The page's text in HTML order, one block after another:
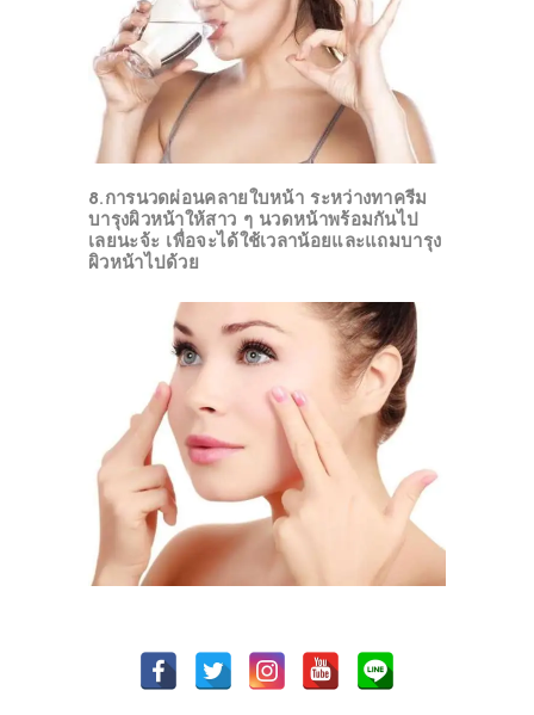
8.การนวดผ่อนคลายใบหน้า ระหว่างทาครีม
บารุงผิวหน้าให้สาว ๆ นวดหน้าพร้อมกันไป
เลยนะจ้ะ เพื่อจะได้ใช้เวลาน้อยและแถมบารุง
ผิวหน้าไปด้วย